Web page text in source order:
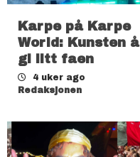
Karpe på Karpe
World: Kunsten å
gi litt faen
4 uker ago
Redaksjonen